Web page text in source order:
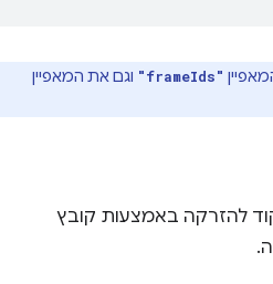
"frameIds" וגם את המאפיין
להזרקה באמצעות קובץ